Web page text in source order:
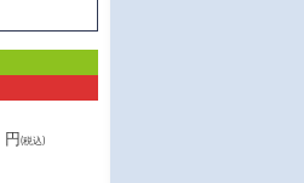
円(税込)